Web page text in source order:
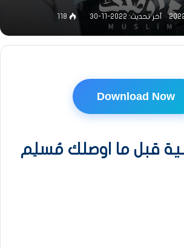
آخر تحديث: 2022-11-30 118
Download Now
قبل ما اوصلك مُسلِم